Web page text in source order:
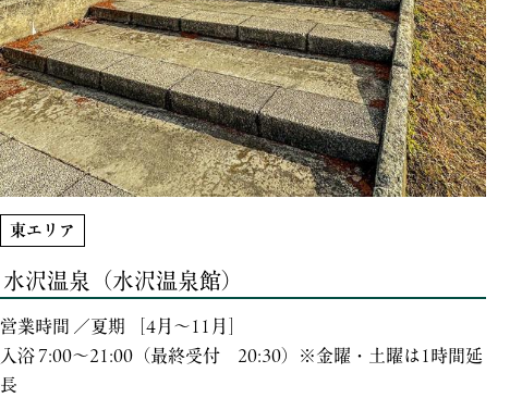
東エリア
水沢温泉（水沢温泉館）
営業時間 ／夏期 ［4月～11月］
入浴 7:00～21:00（最終受付 20:30）※金曜・土曜は1時間延
長